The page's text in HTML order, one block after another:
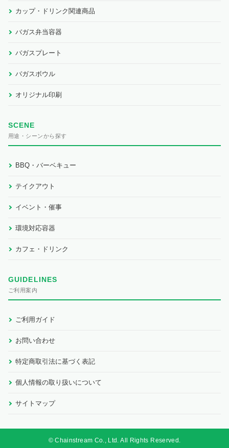
カップ・ドリンク関連商品
バガス弁当容器
バガスプレート
バガスボウル
オリジナル印刷
SCENE
用途・シーンから探す
BBQ・バーベキュー
テイクアウト
イベント・催事
環境対応容器
カフェ・ドリンク
GUIDELINES
ご利用案内
ご利用ガイド
お問い合わせ
特定商取引法に基づく表記
個人情報の取り扱いについて
サイトマップ
© Chainstream Co., Ltd. All Rights Reserved.